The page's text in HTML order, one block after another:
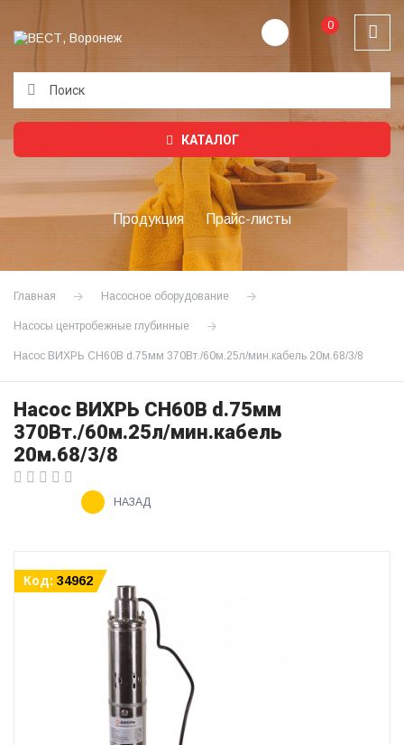
0
КАТАЛОГ
Продукция Прайс-листы
Главная Насосное оборудование
Насосы центробежные глубинные
Насос ВИХРЬ СН60В d.75мм 370Вт./60м.25л/мин.кабель 20м.68/3/8
Насос ВИХРЬ СН60В d.75мм
370Вт./60м.25л/мин.кабель
20м.68/3/8
НАЗАД
Код: 34962